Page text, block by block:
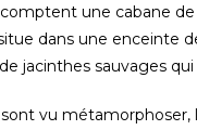
une cabane
dans une enceinte
jacinthes sauvages
vu